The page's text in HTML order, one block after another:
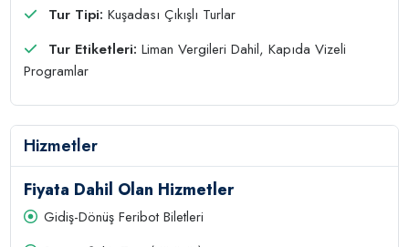
Tur Tipi: Kuşadası Çıkışlı Turlar
Tur Etiketleri: Liman Vergileri Dahil, Kapıda Vizeli
Programlar
Hizmetler
Fiyata Dahil Olan Hizmetler
Gidiş-Dönüş Feribot Biletleri